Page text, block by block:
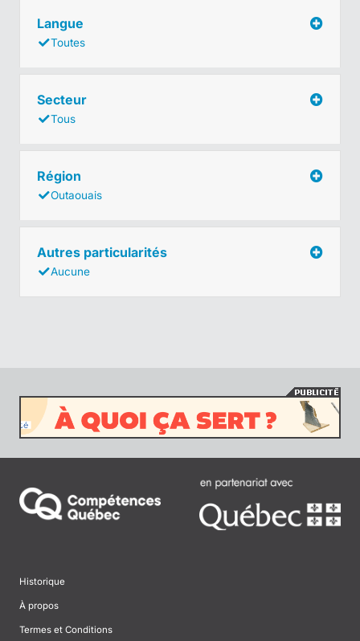
Langue
Toutes
Secteur
Tous
Région
Outaouais
Autres particularités
Aucune
Historique
À propos
Termes et Conditions